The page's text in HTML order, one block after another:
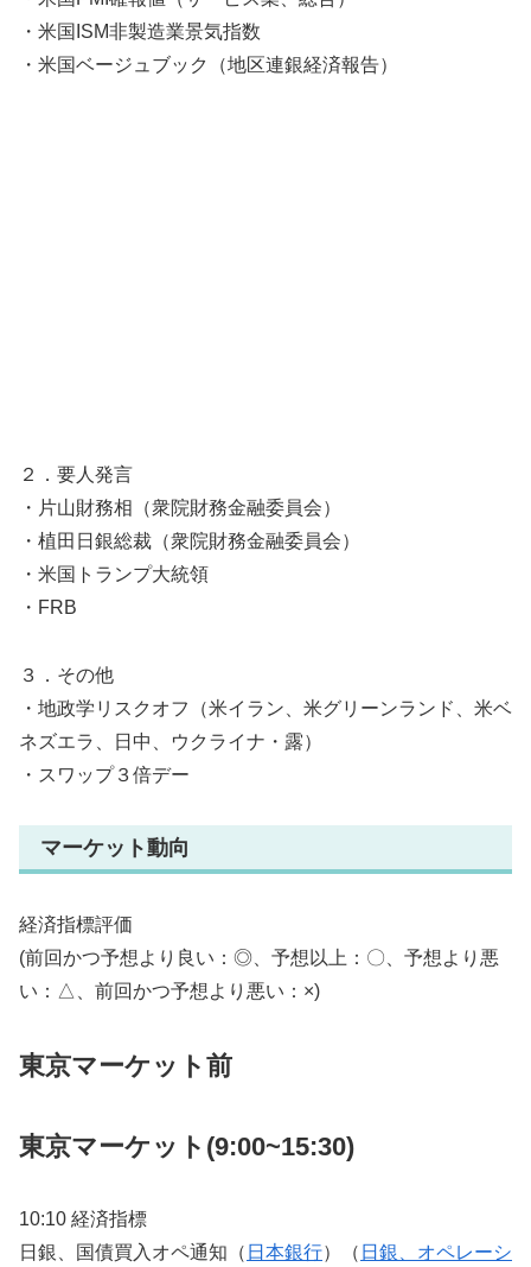
・米国ISM非製造業景気指数
・米国ベージュブック（地区連銀経済報告）
２．要人発言
・片山財務相（⁠衆院財務金融​委員会）
・植田日銀総裁（⁠衆院財務金融​委員会）
・米国トランプ大統領
・FRB
３．その他
・地政学リスクオフ（米イラン、米グリーンランド、米ベ
ネズエラ、日中、ウクライナ・露）
・スワップ３倍デー
マーケット動向
経済指標評価
(前回かつ予想より良い：◎、予想以上：〇、予想より悪
い：△、前回かつ予想より悪い：×)
東京マーケット前
東京マーケット(9:00~15:30)
10:10 経済指標
日銀、国債買入オペ通知（ 日本銀行）（ 日銀、オペレーシ